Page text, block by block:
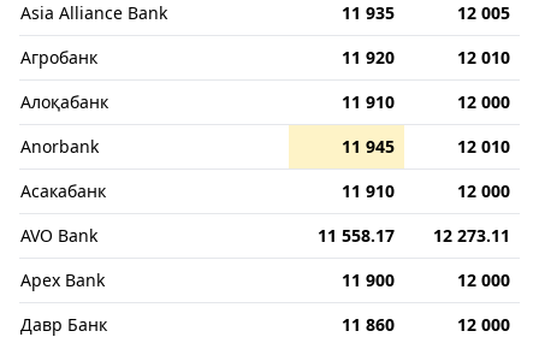
Asia Alliance Bank 11 935
12 005
Агробанк
11 920
12 010
Алоқабанк
11 910
12 000
Anorbank
11 945
12 010
Асакабанк
11 910
12 000
AVO Bank
11 558.17
12 273.11
Apex Bank
11 900
12 000
Давр Банк
11 860
12 000